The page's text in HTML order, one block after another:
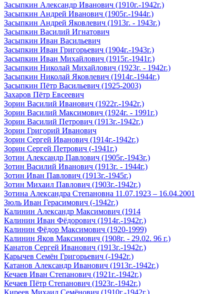
Засыпкин Александр Иванович (1910г.-1942г.)
Засыпкин Андрей Иванович (1905г.-1944г.)
Засыпкин Андрей Яковлевич (1913г. - 1943г.)
Засыпкин Василий Игнатович
Засыпкин Иван Васильевич
Засыпкин Иван Григорьевич (1904г.-1943г.)
Засыпкин Иван Михайлович (1915г.-1941г.)
Засыпкин Николай Михайлович (1923г. - 1942г.)
Засыпкин Николай Яковлевич (1914г.-1944г.)
Засыпкин Пётр Васильевич (1925-2003)
Захаров Пётр Евсеевич
Зорин Василий Иванович (1922г.-1942г.)
Зорин Василий Максимович (1924г. - 1991г.)
Зорин Василий Петрович (1913г.-1942г.)
Зорин Григорий Иванович
Зорин Сергей Иванович (1914г.-1942г.)
Зорин Сергей Петрович (-1941г.)
Зотин Александр Павлович (1905г.-1943г.)
Зотин Василий Иванович (1913г. - 1944г.)
Зотин Иван Павлович (1913г.-1945г.)
Зотин Михаил Павлович (1903г.-1942г.)
Зотина Александра Степановна 11.07.1923 – 16.04.2001
Зюль Иван Герасимович (-1942г.)
Калинин Александр Максимович (1914
Калинин Иван Фёдорович (1914г.-1942г.)
Калинин Фёдор Максимович (1920-1999)
Калинин Яков Максимович (1908г. - 29.02. 96 г.)
Канатов Сергей Иванович (1913г.-1942г.)
Карычев Семён Григорьевич (-1942г.)
Катанов Александр Иванович (1913г.-1942г.)
Кечаев Иван Степанович (1921г.-1942г.)
Кечаев Пётр Степанович (1923г.-1942г.)
Киреев Михаил Семёнович (1910г.-1942г.)